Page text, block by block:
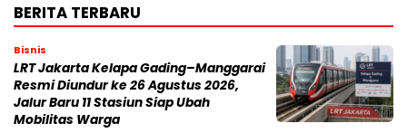
BERITA TERBARU
Bisnis
LRT Jakarta Kelapa Gading–Manggarai
Resmi Diundur ke 26 Agustus 2026,
Jalur Baru 11 Stasiun Siap Ubah
Mobilitas Warga